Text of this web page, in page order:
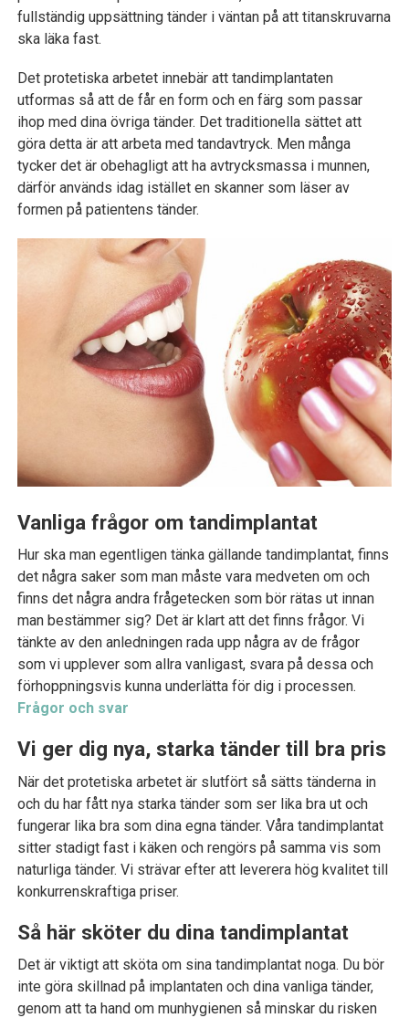
fullständig uppsättning tänder i väntan på att titanskruvarna
ska läka fast.
Det protetiska arbetet innebär att tandimplantaten
utformas så att de får en form och en färg som passar
ihop med dina övriga tänder. Det traditionella sättet att
göra detta är att arbeta med tandavtryck. Men många
tycker det är obehagligt att ha avtrycksmassa i munnen,
därför används idag istället en skanner som läser av
formen på patientens tänder.
Vanliga frågor om tandimplantat
Hur ska man egentligen tänka gällande tandimplantat, finns
det några saker som man måste vara medveten om och
finns det några andra frågetecken som bör rätas ut innan
man bestämmer sig? Det är klart att det finns frågor. Vi
tänkte av den anledningen rada upp några av de frågor
som vi upplever som allra vanligast, svara på dessa och
förhoppningsvis kunna underlätta för dig i processen.
Frågor och svar
Vi ger dig nya, starka tänder till bra pris
När det protetiska arbetet är slutfört så sätts tänderna in
och du har fått nya starka tänder som ser lika bra ut och
fungerar lika bra som dina egna tänder. Våra tandimplantat
sitter stadigt fast i käken och rengörs på samma vis som
naturliga tänder. Vi strävar efter att leverera hög kvalitet till
konkurrenskraftiga priser.
Så här sköter du dina tandimplantat
Det är viktigt att sköta om sina tandimplantat noga. Du bör
inte göra skillnad på implantaten och dina vanliga tänder,
genom att ta hand om munhygienen så minskar du risken